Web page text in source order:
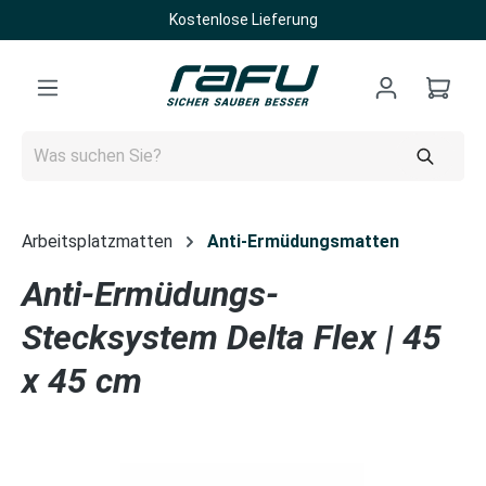
Zum Hauptinhalt springenKostenlose Lieferung
Arbeitsplatzmatten Anti-Ermüdungsmatten
Anti-Ermüdungs-
Stecksystem Delta Flex | 45
x 45 cm